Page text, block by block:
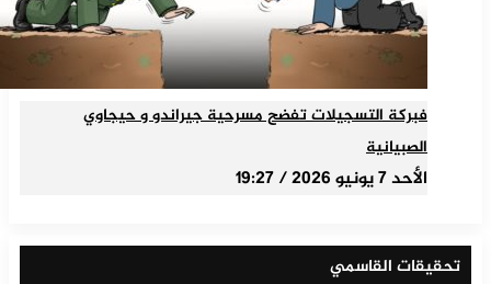
فبركة التسجيلات تفضح مسرحية جيراندو و حيجاوي
الصبيانية
الأحد 7 يونيو 2026 / 19:27
تحقيقات القاسمي